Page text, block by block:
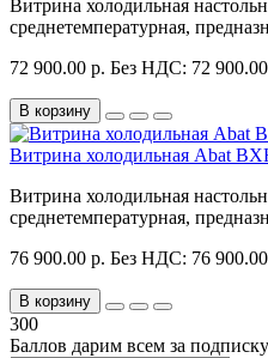
Витрина холодильная
среднетемпературная,
72 900.00 р. Без НДС: 72
В корзину
Витрина холодильная Abat
Витрина холодильная
среднетемпературная,
76 900.00 р. Без НДС: 76
В корзину
300
Баллов дарим всем за